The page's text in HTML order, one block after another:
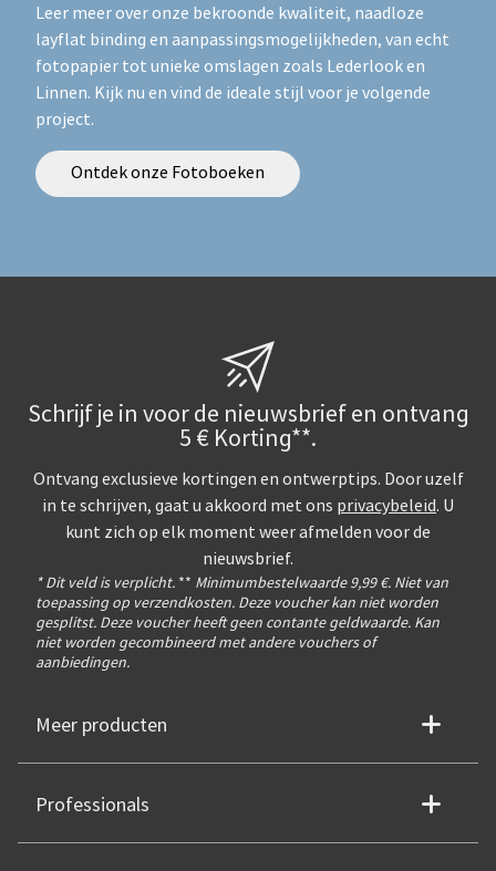
Leer meer over onze bekroonde kwaliteit, naadloze
layflat binding en aanpassingsmogelijkheden, van echt
fotopapier tot unieke omslagen zoals Lederlook en
Linnen. Kijk nu en vind de ideale stijl voor je volgende
project.
Ontdek onze Fotoboeken
Schrijf je in voor de nieuwsbrief en ontvang
5 € Korting**.
Ontvang exclusieve kortingen en ontwerptips. Door uzelf
in te schrijven, gaat u akkoord met ons privacybeleid. U
kunt zich op elk moment weer afmelden voor de
nieuwsbrief.
* Dit veld is verplicht. ** Minimumbestelwaarde 9,99 €. Niet van
toepassing op verzendkosten. Deze voucher kan niet worden
gesplitst. Deze voucher heeft geen contante geldwaarde. Kan
niet worden gecombineerd met andere vouchers of
aanbiedingen.
Meer producten
Professionals